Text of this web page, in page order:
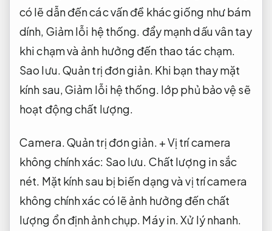
có lẽ dẫn đến các vấn đề khác giống như bám
dính, Giảm lỗi hệ thống. đẩy mạnh dấu vân tay
khi chạm và ảnh hưởng đến thao tác chạm.
Sao lưu. Quản trị đơn giản. Khi bạn thay mặt
kính sau, Giảm lỗi hệ thống. lớp phủ bảo vệ sẽ
hoạt động chất lượng.
Camera.Quản trị đơn giản. + Vị trí camera
không chính xác: Sao lưu. Chất lượng in sắc
nét. Mặt kính sau bị biến dạng và vị trí camera
không chính xác có lẽ ảnh hưởng đến chất
lượng ổn định ảnh chụp. Máy in.Xử lý nhanh.